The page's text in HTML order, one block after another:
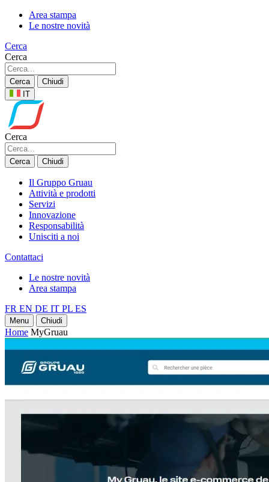
Area stampa
Le nostre novità
Cerca
Cerca
Cerca
Chiudi
IT
Cerca
Cerca Chiudi
Il Gruppo Gruau
Attività e prodotti
Servizi
Innovazione
Responsabilità
Unisciti a noi
Contattaci
Le nostre novità
Area stampa
FR EN DE IT PL ES
Menu Chiudi
Home MyGruau